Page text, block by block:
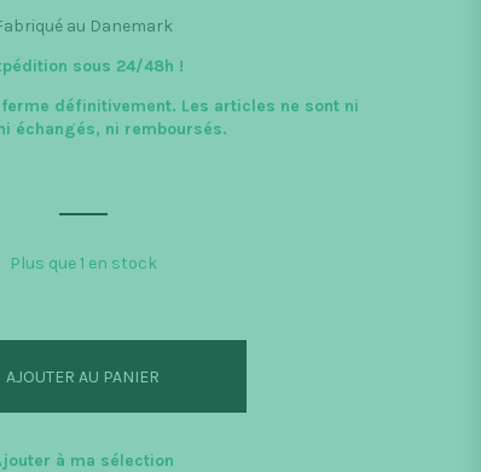
au Danemark
sous 24/48h !
définitivement. Les articles ne sont ni
échangés, ni remboursés.
Plus que 1 en stock
AJOUTER AU PANIER
à ma sélection